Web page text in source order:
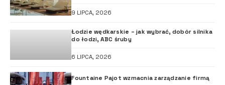
9 LIPCA, 2026
Łodzie wędkarskie – jak wybrać, dobór silnika
do łodzi, ABC śruby
6 LIPCA, 2026
Fountaine Pajot wzmacnia zarządzanie firmą